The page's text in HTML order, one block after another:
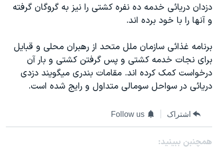
اسرائیل در جنگ
آرشیو پخش زنده
ورزش زنان در ایران
مجموعه مستندهای دادخواهی
تریبونال مردمی آبان ۹۸
دادگاه حمید نوری
قانون شفافیت دارائی کادر رهبری ایران
زبانهای مختلف
دزدان دريائی خدمه ده نفره کشتی را نيز به گروگان گرفته
و آنها را با خود برده اند.
برنامه غذائی سازمان ملل متحد از رهبران محلی و قبايل
برای نجات خدمه کشتی و پس گرفتن کشتی و بار آن
درخواست کمک کرده اند. مقامات بندری ميگويند دزدی
دريائی در سواحل سومالی متداول و رايج شده است.
اشتراک Follow us
همچنبن ببینید: